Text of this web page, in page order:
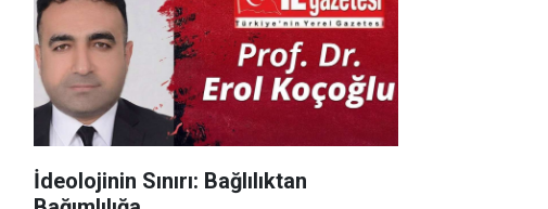
İdeolojinin Sınırı: Bağlılıktan